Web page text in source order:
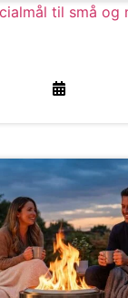
til små og